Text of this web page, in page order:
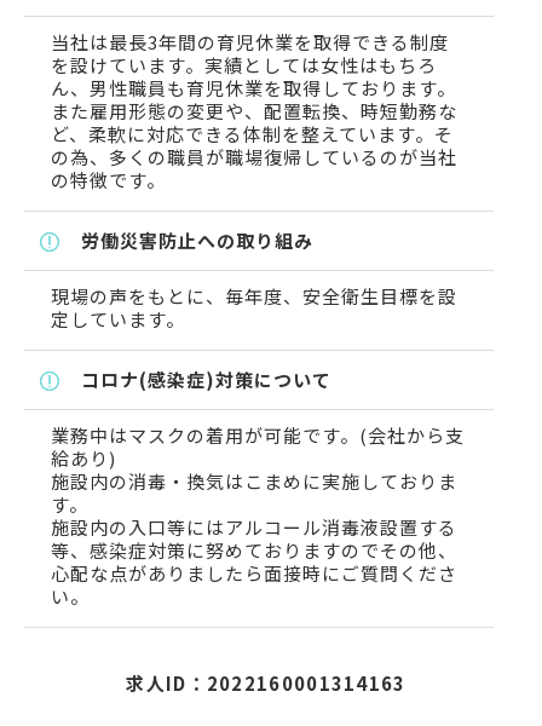
当社は最長3年間の育児休業を取得できる制度
を設けています。実績としては女性はもちろ
ん、男性職員も育児休業を取得しております。
また雇用形態の変更や、配置転換、時短勤務な
ど、柔軟に対応できる体制を整えています。そ
の為、多くの職員が職場復帰しているのが当社
の特徴です。
労働災害防止への取り組み
現場の声をもとに、毎年度、安全衛生目標を設
定しています。
コロナ(感染症)対策について
業務中はマスクの着用が可能です。(会社から支
給あり)
施設内の消毒・換気はこまめに実施しておりま
す。
施設内の入口等にはアルコール消毒液設置する
等、感染症対策に努めておりますのでその他、
心配な点がありましたら面接時にご質問くださ
い。
求人ID：2022160001314163